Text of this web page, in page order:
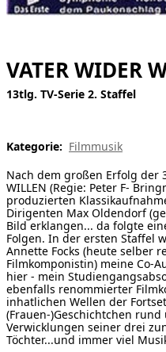
[ Suche ]
VATER WIDER
13tlg. TV-Serie 2. Staffel
Kategorie: Filmmusik
Nach dem großen Erfolg der
WILLEN (Regie: Peter F-
produzierten
Dirigenten Max Oldendorf
Bild erklangen... da folgte
Folgen. In der ersten Staffel
Annette Focks (heute selber
Filmkomponistin) meine Co-
hier - mein
ebenfalls renommierter
inhatlichen Wellen der
(Frauen-)Geschichtchen
Verwicklungen seiner drei
Töchter...und immer viel